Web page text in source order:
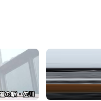
の駅・佐川